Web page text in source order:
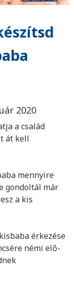
2020
a család
át kell
mennyire
gondoltál már
a kis
érkezése
némi elő-